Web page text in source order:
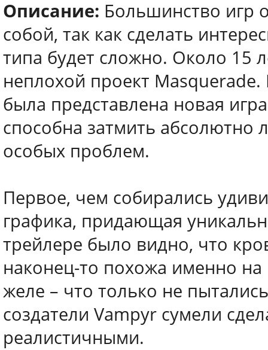
Описание: Большинство игр
собой, так как сделать
типа будет сложно. Около 15
неплохой проект
была представлена новая
способна затмить абсолютно
особых проблем.
Первое, чем собирались
графика, придающая
трейлере было видно, что
наконец-то похожа именно на
желе – что только не
создатели Vampyr сумели
реалистичными.